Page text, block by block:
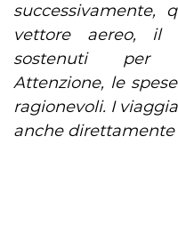
successivamente,
vettore aereo,
sostenuti per
Attenzione, le
ragionevoli. I
anche direttamente